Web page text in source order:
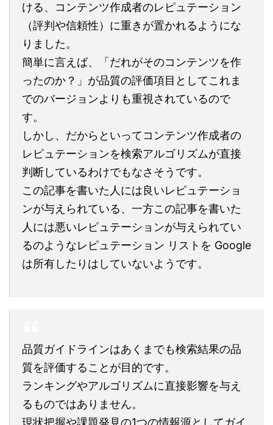
ける、コンテンツ作成者のレピュテーション
（評判や信頼性）に重きが置かれるようにな
りました。
簡単に言えば、「だれがそのコンテンツを作
ったのか？」が品質の評価項目としてこれま
でのバージョンよりも重視されているので
す。
しかし、だからといってコンテンツ作成者の
レピュテーションを検索アルゴリズムが直接
判断しているわけでもなさそうです。
この記事を書いた人には良いレピュテーショ
ンが与えられている、一方この記事を書いた
人には悪いレピュテーションが与えられてい
るのようなレピュテーション リストを Google
は所有したりはしていないようです。
品質ガイドラインはあくまでも検索結果の品
質を評価することが目的です。
ランキングやアルゴリズムに直接影響を与え
るものではありません。
現状把握や課題発見の1つの情報源としてガイ